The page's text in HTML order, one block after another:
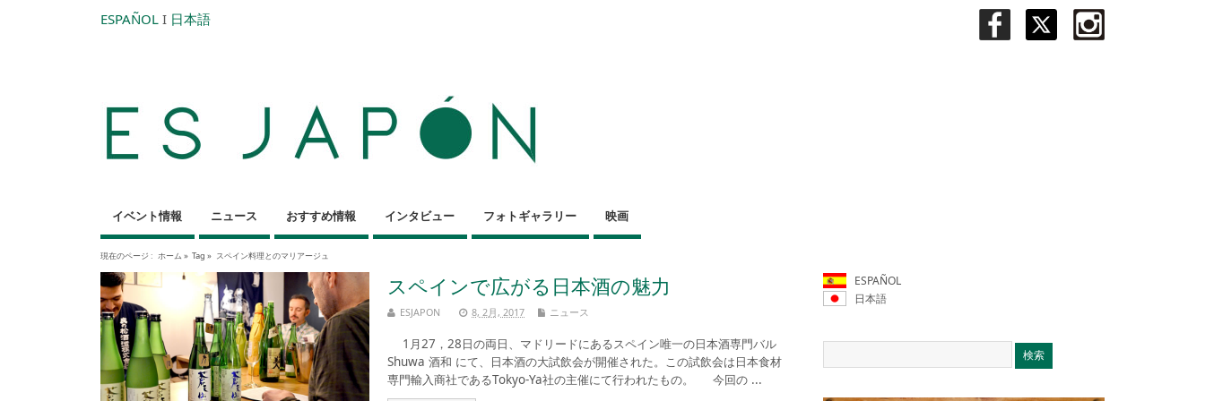
ESPAÑOL I 日本語
イベント情報 ニュース おすすめ情報 インタビュー フォトギャラリー 映画
現在のページ : ホーム » Tag » スペイン料理とのマリアージュ
スペインで広がる日本酒の魅力
ESJAPON 8, 2月, 2017 ニュース
1月27，28日の両日、マドリードにあるスペイン唯一の日本酒専門バル
Shuwa 酒和 にて、日本酒の大試飲会が開催された。この試飲会は日本食材
専門輸入商社であるTokyo-Ya社の主催にて行われたもの。 今回の ...
ESPAÑOL
日本語